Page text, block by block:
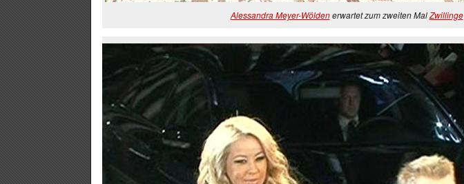
Alessandra Meyer-Wöldenerwartet zum zweiten MalZwillinge